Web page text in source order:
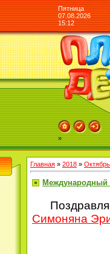
Пятница
07.08.2026
15:12
»
Главная » 2018 » Октябрь
Международный
Симоняна